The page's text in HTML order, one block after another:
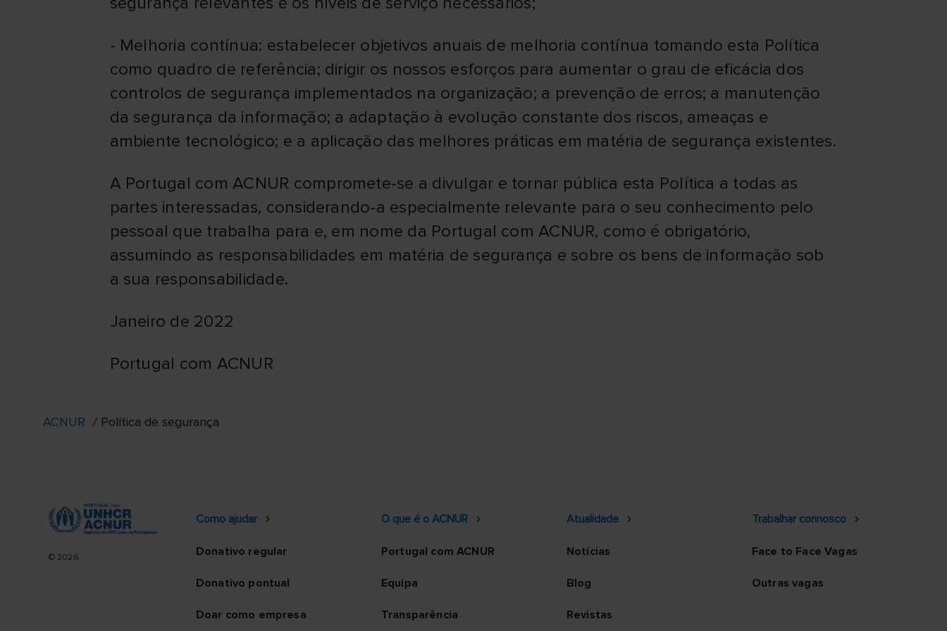
- Melhoria contínua: estabelecer objetivos anuais de melhoria contínua tomando esta Política
como quadro de referência; dirigir os nossos esforços para aumentar o grau de eficácia dos
controlos de segurança implementados na organização; a prevenção de erros; a manutenção
da segurança da informação; a adaptação à evolução constante dos riscos, ameaças e
ambiente tecnológico; e a aplicação das melhores práticas em matéria de segurança existentes.
A Portugal com ACNUR compromete-se a divulgar e tornar pública esta Política a todas as
partes interessadas, considerando-a especialmente relevante para o seu conhecimento pelo
pessoal que trabalha para e, em nome da Portugal com ACNUR, como é obrigatório,
assumindo as responsabilidades em matéria de segurança e sobre os bens de informação sob
a sua responsabilidade.
Janeiro de 2022
Portugal com ACNUR
ACNUR Política de segurança
© 2026
Como ajudar
Donativo regular
Donativo pontual
Doar como empresa
O que é o ACNUR
Portugal com ACNUR
Equipa
Transparência
Atualidade
Notícias
Blog
Revistas
Trabalhar connosco
Face to Face Vagas
Outras vagas